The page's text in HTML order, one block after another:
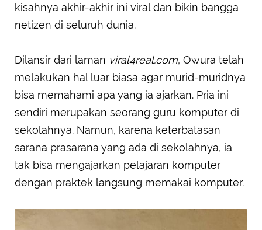
kisahnya akhir-akhir ini viral dan bikin bangga
netizen di seluruh dunia.
Dilansir dari laman viral4real.com, Owura telah
melakukan hal luar biasa agar murid-muridnya
bisa memahami apa yang ia ajarkan. Pria ini
sendiri merupakan seorang guru komputer di
sekolahnya. Namun, karena keterbatasan
sarana prasarana yang ada di sekolahnya, ia
tak bisa mengajarkan pelajaran komputer
dengan praktek langsung memakai komputer.